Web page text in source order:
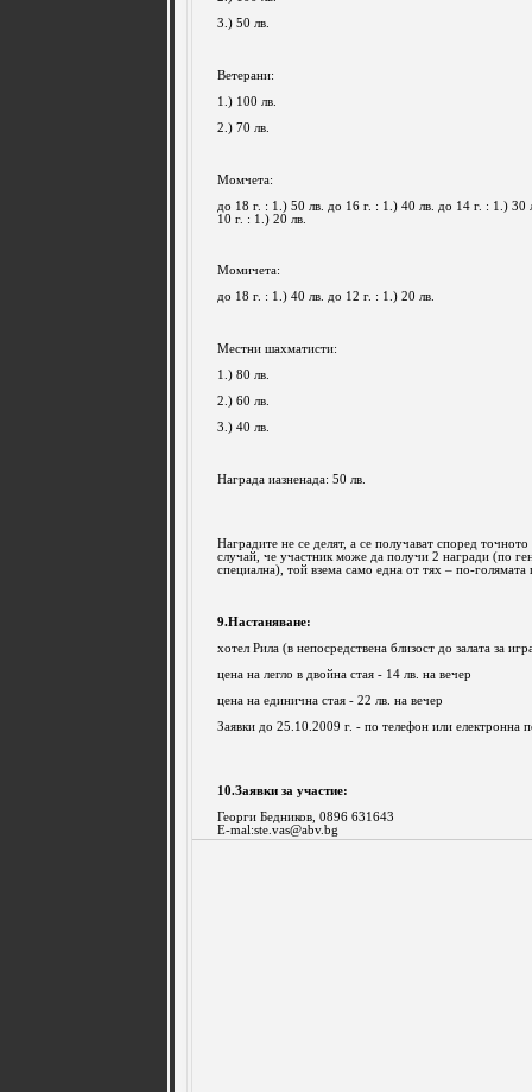
3.) 50 лв.
Ветерани:
1.) 100 лв.
2.) 70 лв.
Момчета:
до 18 г. : 1.) 50 лв. до 16 г. : 1.) 40 лв. до 14 г. : 1.) 30
10 г. : 1.) 20 лв.
Момичета:
до 18 г. : 1.) 40 лв. до 12 г. : 1.) 20 лв.
Местни шахматисти:
1.) 80 лв.
2.) 60 лв.
3.) 40 лв.
Награда иазненада: 50 лв.
Наградите не се делят, а се получават според
случай, че участник може да получи 2 награди (по
специална), той взема само една от тях – по-голямата
9.Настаняване:
хотел Рила (в непосредствена близост до залата за
цена на легло в двойна стая - 14 лв. на вечер
цена на единична стая - 22 лв. на вечер
Заявки до 25.10.2009 г. - по телефон или електронна
10.Заявки за участие:
Георги Бедников, 0896 631643
E-mal:ste.vas@abv.bg